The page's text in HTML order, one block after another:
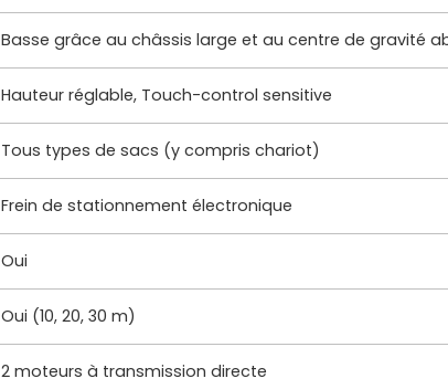
Basse grâce au châssis large et au centre de gravité
Hauteur réglable, Touch-control sensitive
Tous types de sacs (y compris chariot)
Frein de stationnement électronique
Oui
Oui (10, 20, 30 m)
2 moteurs à transmission directe